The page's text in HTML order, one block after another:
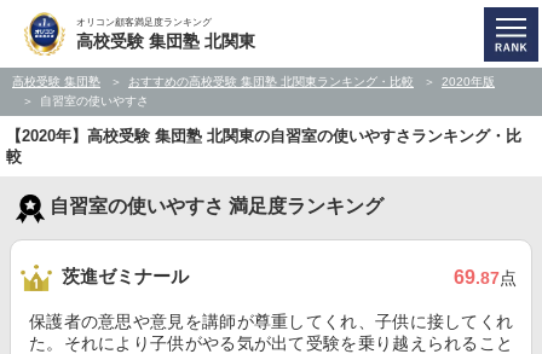
オリコン顧客満足度ランキング
高校受験 集団塾 北関東
高校受験 集団塾 おすすめの高校受験 集団塾 北関東ランキング・比較
2020年版
自習室の使いやすさ
【2020年】高校受験 集団塾 北関東の自習室の使いやすさランキング・比
較
自習室の使いやすさ 満足度ランキング
茨進ゼミナール 69.87点
保護者の意思や意見を講師が尊重してくれ、子供に接してくれ
た。それにより子供がやる気が出て受験を乗り越えられること